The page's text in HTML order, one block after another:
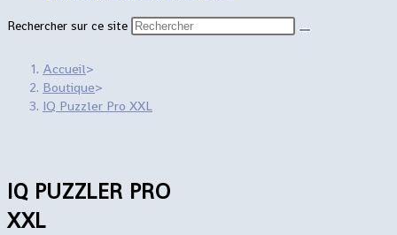
Rechercher sur ce site
Accueil>
Boutique>
IQ Puzzler Pro XXL
IQ PUZZLER PRO
XXL